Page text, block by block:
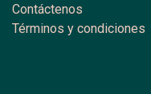
Contáctenos
Términos y condiciones